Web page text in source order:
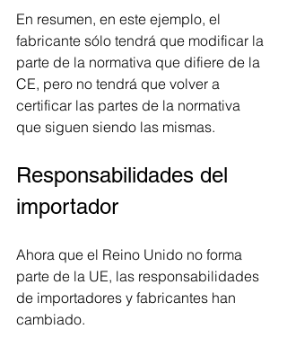
En resumen, en este ejemplo, el
fabricante sólo tendrá que modificar la
parte de la normativa que difiere de la
CE, pero no tendrá que volver a
certificar las partes de la normativa
que siguen siendo las mismas.
Responsabilidades del
importador
Ahora que el Reino Unido no forma
parte de la UE, las responsabilidades
de importadores y fabricantes han
cambiado.